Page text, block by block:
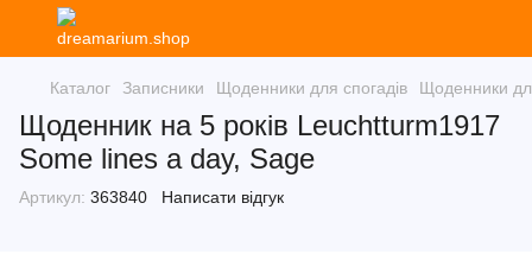
Каталог Записники Щоденники для спогадів Щоденники
Щоденник на 5 років Leuchtturm1917
Some lines a day, Sage
Артикул: 363840 Написати відгук